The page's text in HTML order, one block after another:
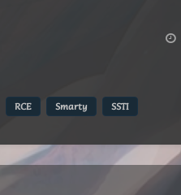
RCE Smarty SSTI